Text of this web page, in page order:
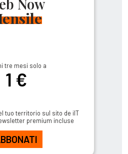
Now
tre mesi solo a
1 €
tuo territorio sul sito de ilT
premium incluse